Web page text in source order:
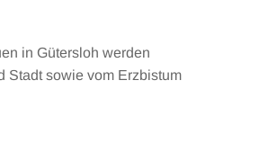
in Gütersloh werden
Stadt sowie vom Erzbistum